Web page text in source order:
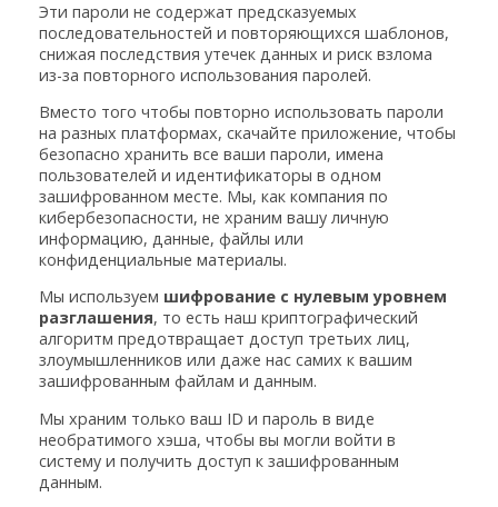
Эти пароли не содержат предсказуемых
последовательностей и повторяющихся шаблонов,
снижая последствия утечек данных и риск взлома
из-за повторного использования паролей.
Вместо того чтобы повторно использовать пароли
на разных платформах, скачайте приложение, чтобы
безопасно хранить все ваши пароли, имена
пользователей и идентификаторы в одном
зашифрованном месте. Мы, как компания по
кибербезопасности, не храним вашу личную
информацию, данные, файлы или
конфиденциальные материалы.
Мы используем шифрование с нулевым уровнем
разглашения, то есть наш криптографический
алгоритм предотвращает доступ третьих лиц,
злоумышленников или даже нас самих к вашим
зашифрованным файлам и данным.
Мы храним только ваш ID и пароль в виде
необратимого хэша, чтобы вы могли войти в
систему и получить доступ к зашифрованным
данным.